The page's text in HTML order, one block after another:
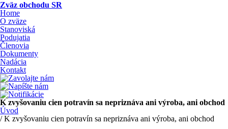
Zväz obchodu SR
Home
O zväze
Stanoviská
Podujatia
Členovia
Dokumenty
Nadácia
Kontakt
K zvyšovaniu cien potravín sa nepriznáva ani výroba, ani obchod
Úvod
/ K zvyšovaniu cien potravín sa nepriznáva ani výroba, ani obchod